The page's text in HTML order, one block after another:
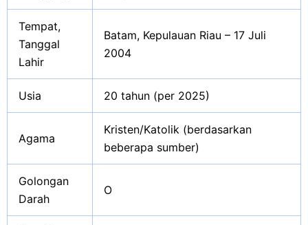
Tempat,
Tanggal
Lahir
Batam, Kepulauan Riau – 17 Juli
2004
Usia 20 tahun (per 2025)
Agama
Kristen/Katolik (berdasarkan
beberapa sumber)
Golongan
Darah
O